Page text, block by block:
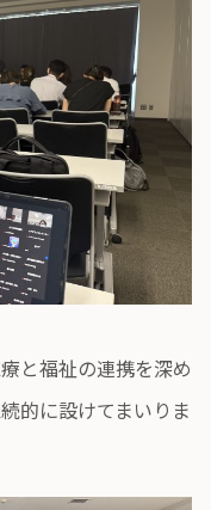
と福祉の連携を深め
的に設けてまいりま